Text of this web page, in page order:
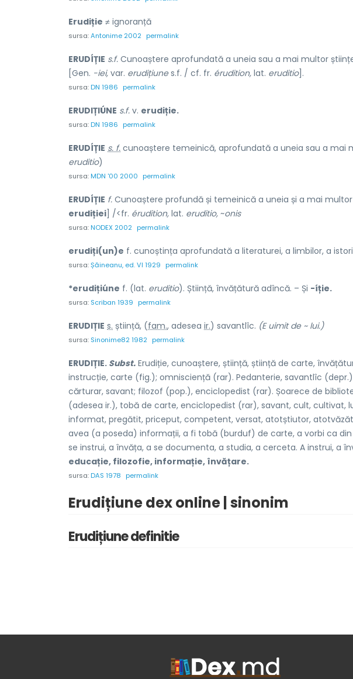
Erudiție ≠ ignoranță
sursa:Antonime 2002 permalink
ERUDÍȚIE s.f. Cunoaștere aprofundată a uneia sau a mai multor
[Gen. -iei, var. erudițiunes.f. / cf. fr. érudition, lat. eruditio].
sursa:DN 1986 permalink
ERUDIȚIÚNE s.f. v. erudiție.
sursa:DN 1986 permalink
ERUDÍȚIE s. f. cunoaștere temeinică, aprofundată a uneia sau a mai
eruditio)
sursa:MDN '00 2000 permalink
ERUDÍȚIE f. Cunoaștere profundă și temeinică a uneia și a mai
erudiției] /<fr. érudition, lat. eruditio, ~onis
sursa:NODEX 2002 permalink
erudiți(un)e f. cunoștința aprofundată a literaturei, a limbilor, a
sursa:Șăineanu, ed. VI 1929 permalink
*erudițiúne f. (lat. eruditio). Știință, învățătură adîncă. – Și -íție.
sursa: Scriban 1939 permalink
ERUDIȚIE s. știință, (fam., adesea ir.) savantlîc. (E uimit de ~ lui.)
sursa: Sinonime82 1982 permalink
ERUDIȚIE. Subst. Erudiție, cunoaștere, știință, știință de carte,
instrucție, carte (fig.); omnisciență (rar). Pedanterie, savantlîc
cărturar, savant; filozof (pop.), enciclopedist (rar). Șoarece de
(adesea ir.), tobă de carte, enciclopedist (rar), savant, cult,
informat, pregătit, priceput, competent, versat, atotștiutor,
avea (a poseda) informații, a fi tobă (burduf) de carte, a vorbi ca
se instrui, a învăța, a se documenta, a studia, a cerceta. A instrui, a
educație, filozofie, informație, învățare.
sursa:DAS 1978 permalink
Erudițiune dex online | sinonim
Erudițiune definitie